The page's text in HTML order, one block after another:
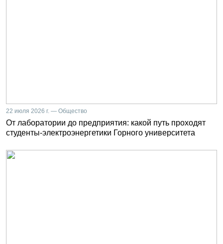
22 июля 2026 г. — Общество
От лаборатории до предприятия: какой путь проходят
студенты-электроэнергетики Горного университета